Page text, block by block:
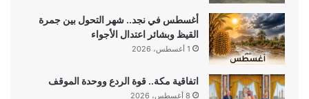
أغسطس في نجد.. شهر التحول بين جمرة
القيظ وبشائر اعتدال الأجواء
1 أغسطس، 2026
اتفاقية مكة.. قوة الردع ووحدة الموقف
8 أغسطس، 2026